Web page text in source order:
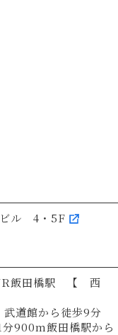
ビル 4・5F
飯田橋駅 【 西
道館から徒歩9分
900m飯田橋駅から